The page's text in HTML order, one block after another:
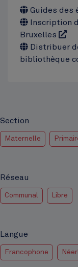
Guides des
Inscription
Bruxelles
Distribuer
bibliothèque
Section
Maternelle
Réseau
Communal Libre
Langue
Francophone